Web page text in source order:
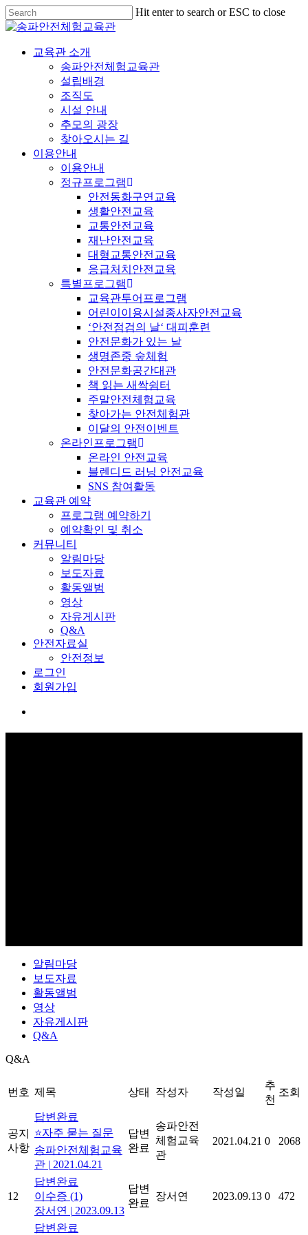
Hit enter to search or ESC to close
교육관 소개
송파안전체험교육관
설립배경
조직도
시설 안내
추모의 광장
찾아오시는 길
이용안내
이용안내
정규프로그램
안전동화구연교육
생활안전교육
교통안전교육
재난안전교육
대형교통안전교육
응급처치안전교육
특별프로그램
교육관투어프로그램
어린이이용시설종사자안전교육
‘안전점검의 날‘ 대피훈련
안전문화가 있는 날
생명존중 숲체험
안전문화공간대관
책 읽는 새싹쉼터
주말안전체험교육
찾아가는 안전체험관
이달의 안전이벤트
온라인프로그램
온라인 안전교육
블렌디드 러닝 안전교육
SNS 참여활동
교육관 예약
프로그램 예약하기
예약확인 및 취소
커뮤니티
알림마당
보도자료
활동앨범
영상
자유게시판
Q&A
안전자료실
안전정보
로그인
회원가입
알림마당
보도자료
활동앨범
영상
자유게시판
Q&A
Q&A
번호 제목 상태 작성자 작성일
추
천
조회
공지
사항
답변완료
⭐자주 묻는 질문
송파안전체험교육
관 | 2021.04.21
답변
완료
송파안전
체험교육
관
2021.04.21 0 2068
12
답변완료
이수증 (1)
장서연 | 2023.09.13
답변
완료
장서연 2023.09.13 0 472
답변완료